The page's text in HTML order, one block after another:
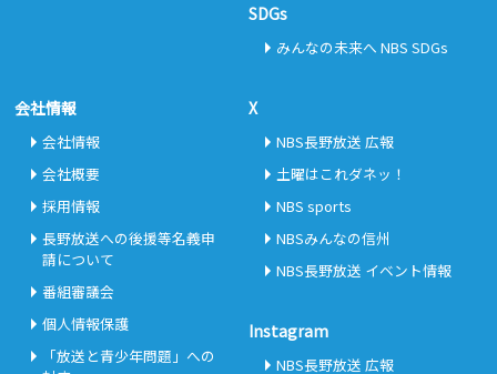
SDGs
みんなの未来へ NBS SDGs
会社情報
会社情報
会社概要
採用情報
長野放送への後援等名義申
請について
番組審議会
個人情報保護
「放送と青少年問題」への
X
NBS長野放送 広報
土曜はこれダネッ！
NBS sports
NBSみんなの信州
NBS長野放送 イベント情報
Instagram
NBS長野放送 広報